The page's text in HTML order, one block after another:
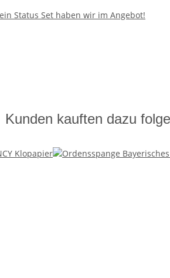
Status Set haben wir im Angebot!
Kunden kauften dazu